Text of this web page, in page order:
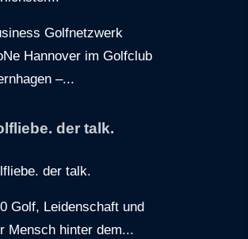
Golfnetzwerk
Hannover im Golfclub
–...
der talk.
der talk.
Golf, Leidenschaft und
Mensch hinter dem...